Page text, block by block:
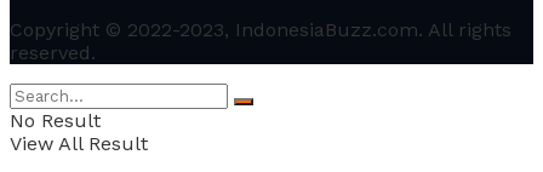
Copyright © 2022-2023, IndonesiaBuzz.com. All rights
reserved.
No Result
View All Result